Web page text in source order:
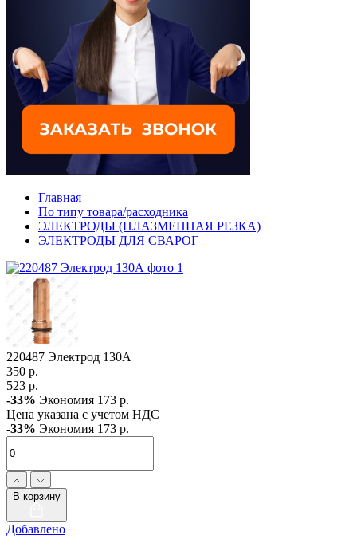
Главная
По типу товара/расходника
ЭЛЕКТРОДЫ (ПЛАЗМЕННАЯ РЕЗКА)
ЭЛЕКТРОДЫ ДЛЯ СВАРОГ
220487 Электрод 130А
350 р.
523 р.
-33% Экономия 173 р.
Цена указана с учетом НДС
-33% Экономия 173 р.
В корзину
Добавлено